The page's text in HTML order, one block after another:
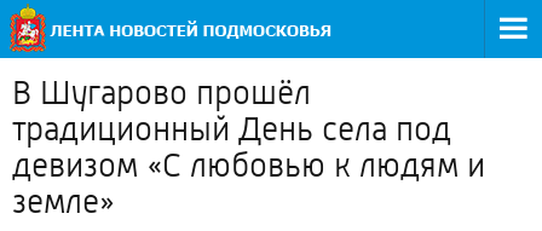
В Шугарово прошёл
традиционный День села под
девизом «С любовью к людям и
земле»